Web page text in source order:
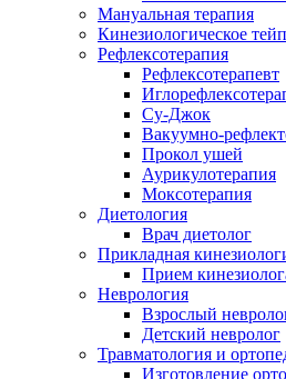
Мануальная терапия
Кинезиологическое
Рефлексотерапия
Рефлексотерапевт
Су-Джок
Вакуумно-
Прокол ушей
Аурикулотерапия
Моксотерапия
Диетология
Врач диетолог
Прикладная
Прием
Неврология
Взрослый
Детский невролог
Травматология и
Изготовление